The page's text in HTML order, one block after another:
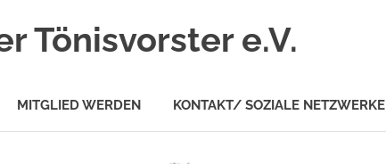
Tönisvorster e.V.
MITGLIED WERDEN KONTAKT/ SOZIALE NETZWERKE